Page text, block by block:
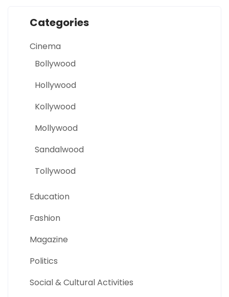
Categories
Cinema
Bollywood
Hollywood
Kollywood
Mollywood
Sandalwood
Tollywood
Education
Fashion
Magazine
Politics
Social & Cultural Activities